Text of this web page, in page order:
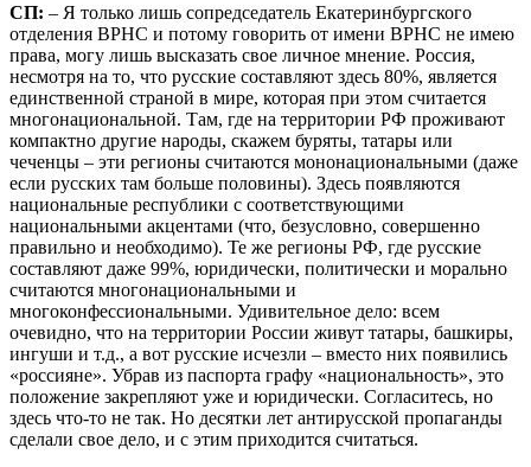
СП: – Я только лишь сопредседатель Екатеринбургского
отделения ВРНС и потому говорить от имени ВРНС не имею
права, могу лишь высказать свое личное мнение. Россия,
несмотря на то, что русские составляют здесь 80%, является
единственной страной в мире, которая при этом считается
многонациональной. Там, где на территории РФ проживают
компактно другие народы, скажем буряты, татары или
чеченцы – эти регионы считаются мононациональными (даже
если русских там больше половины). Здесь появляются
национальные республики с соответствующими
национальными акцентами (что, безусловно, совершенно
правильно и необходимо). Те же регионы РФ, где русские
составляют даже 99%, юридически, политически и морально
считаются многонациональными и
многоконфессиональными. Удивительное дело: всем
очевидно, что на территории России живут татары, башкиры,
ингуши и т.д., а вот русские исчезли – вместо них появились
«россияне». Убрав из паспорта графу «национальность», это
положение закрепляют уже и юридически. Согласитесь, но
здесь что-то не так. Но десятки лет антирусской пропаганды
сделали свое дело, и с этим приходится считаться.